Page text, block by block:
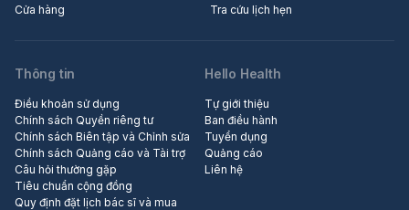
Cửa hàng
Tra cứu lịch hẹn
Thông tin
Điều khoản sử dụng
Chính sách Quyền riêng tư
Chính sách Biên tập và Chỉnh sửa
Chính sách Quảng cáo và Tài trợ
Câu hỏi thường gặp
Tiêu chuẩn cộng đồng
Quy định đặt lịch bác sĩ và mua
Hello Health
Tự giới thiệu
Ban điều hành
Tuyển dụng
Quảng cáo
Liên hệ